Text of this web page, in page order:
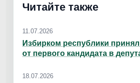
Читайте также
11.07.2026
Избирком республики
от первого кандидата в
18.07.2026